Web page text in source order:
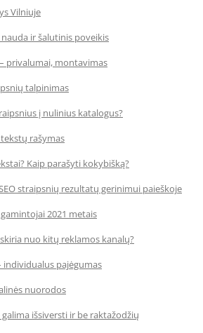
Vilniuje
ir šalutinis poveikis
privalumai, montavimas
talpinimas
į nulinius katalogus?
rašymas
Kaip parašyti kokybišką?
straipsnių rezultatų gerinimui paieškoje
2021 metais
nuo kitų reklamos kanalų?
pajėgumas
nuorodos
išsiversti ir be raktažodžių